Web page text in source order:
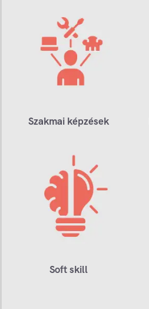
Szakmai képzések
Soft skill